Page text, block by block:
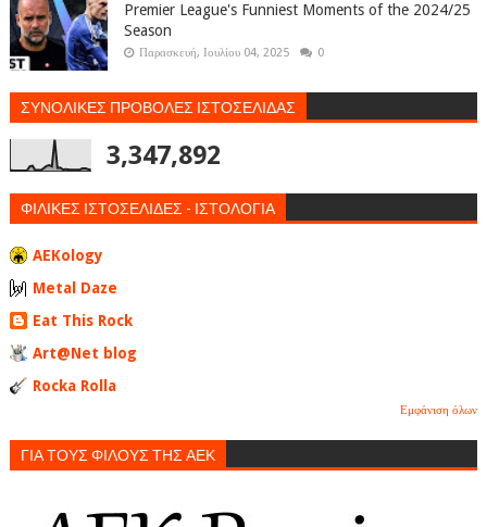
Premier League's Funniest Moments of the 2024/25
Season
Παρασκευή, Ιουλίου 04, 2025 0
ΣΥΝΟΛΙΚΕΣ ΠΡΟΒΟΛΕΣ ΙΣΤΟΣΕΛΙΔΑΣ
3,347,892
ΦΙΛΙΚΕΣ ΙΣΤΟΣΕΛΙΔΕΣ - ΙΣΤΟΛΟΓΙΑ
AEKology
Metal Daze
Eat This Rock
Art@Net blog
Rocka Rolla
Εμφάνιση όλων
ΓΙΑ ΤΟΥΣ ΦΙΛΟΥΣ ΤΗΣ ΑΕΚ